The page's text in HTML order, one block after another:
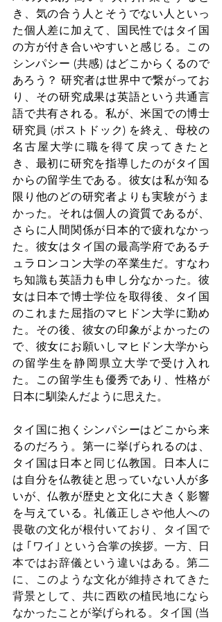
き、気の合う人とそうでない人といっ
た個人差に加えて、国民性ではタイ国
の方が付き合いやすいと感じる。この
シンパシー (共感) はどこからくるので
あろう？ 研究者は世界中で繋がってお
り、その研究成果は英語という共通言
語で共有される。 私が、米国での博士
研究員 (ポストドック) を終え、母校の
名古屋大学に職を得て戻ってきたと
き、最初に研究を指導したのがタイ国
からの留学生である。彼女は私が知る
限り他のどの研究者よりも実験がうま
かった。それは個人の資質であるが、
さらに人間関係が日本的で疲れなかっ
た。彼女はタイ国の最高学府であるチ
ュラロンコン大学の卒業生だ。すなわ
ち知識も英語力も申し分なかった。彼
女は日本で博士学位を取得後、タイ国
のこれまた屈指のマヒドン大学に勤め
た。その後、彼女の印象がよかったの
で、彼女にお願いしマヒドン大学から
の留学生を静岡県立大学で受け入れ
た。この留学生も優秀であり、性格が
日本に馴染んだように思えた。
タイ国に抱くシンパシーはどこから来
るのだろう。第一に挙げられるのは、
タイ国は日本と同じ仏教国。日本人に
は自分を仏教徒と思っていない人が多
いが、仏教が歴史と文化に大きく影響
を与えている。礼儀正しさや他人への
畏敬の文化が根付いており、タイ国で
は ｢ワイ｣ という合掌の挨拶。一方、日
本ではお辞儀という違いはある。第二
に、このような文化が維持されてきた
背景として、共に西欧の植民地になら
なかったことが挙げられる。タイ国 (当